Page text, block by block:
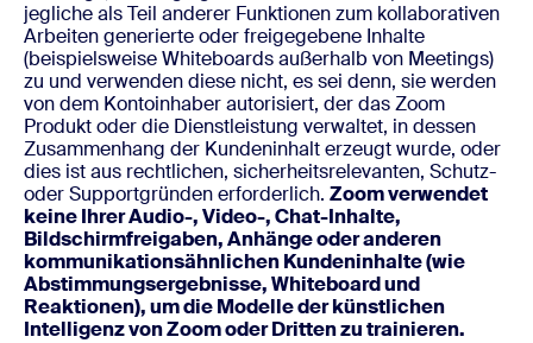
jegliche als Teil anderer Funktionen zum kollaborativen
Arbeiten generierte oder freigegebene Inhalte
(beispielsweise Whiteboards außerhalb von Meetings)
zu und verwenden diese nicht, es sei denn, sie werden
von dem Kontoinhaber autorisiert, der das Zoom
Produkt oder die Dienstleistung verwaltet, in dessen
Zusammenhang der Kundeninhalt erzeugt wurde, oder
dies ist aus rechtlichen, sicherheitsrelevanten, Schutz-
oder Supportgründen erforderlich. Zoom verwendet
keine Ihrer Audio-, Video-, Chat-Inhalte,
Bildschirmfreigaben, Anhänge oder anderen
kommunikationsähnlichen Kundeninhalte (wie
Abstimmungsergebnisse, Whiteboard und
Reaktionen), um die Modelle der künstlichen
Intelligenz von Zoom oder Dritten zu trainieren.